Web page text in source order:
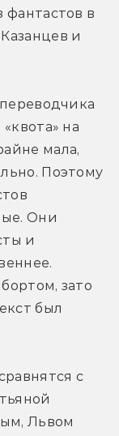
фантастов в
и
на
мала,
Поэтому
Они
и
зато
был
с
Львом